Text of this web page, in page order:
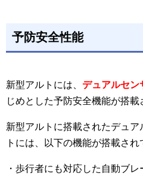
予防安全性能
新型アルトには、 デュアルセン
じめとした予防安全機能が搭載
新型アルトに搭載されたデュ
トには、以下の機能が搭載され
・歩行者にも対応した自動ブレ